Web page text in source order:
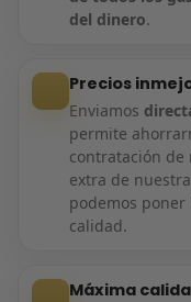
del dinero.
Precios
Enviamos
permite
contratación de
extra de
podemos poner
calidad.
Máxima